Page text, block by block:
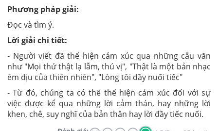
Phương pháp giải:
Đọc và tìm ý.
Lời giải chi tiết:
- Người viết đã thể hiện cảm xúc qua những câu văn
như "Mọi thứ thật lạ lẫm, thú vị", "Thật là một bản nhạc
êm dịu của thiên nhiên", "Lòng tôi đầy nuối tiếc"
- Từ đó, chúng ta có thể thể hiện cảm xúc đối với sự
việc được kể qua những lời cảm thán, hay những lời
khen, chê, suy nghĩ của bản thân hay lời đầy tiếc nuối.